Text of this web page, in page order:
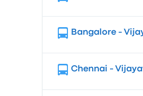
Bangalore -
Chennai -